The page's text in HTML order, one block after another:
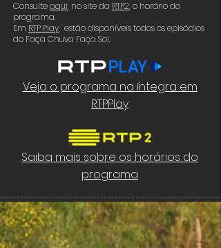
Consulteaqui, no site da RTP2, o horário do
programa.
Em RTP Play, estão disponíveis todos os episódios
do Faça Chuva Faça Sol.
Veja o programa na íntegra em
RTPPlay
Saiba mais sobre os horários do
programa